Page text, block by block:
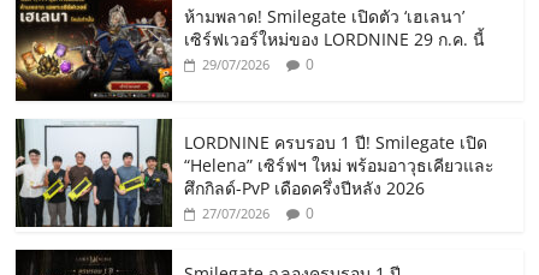
ห้ามพลาด! Smilegate เปิดตัว ‘เฮเลนา’
เซิร์ฟเวอร์ใหม่ของ LORDNINE 29 ก.ค. นี้
29/07/2026 0
LORDNINE ครบรอบ 1 ปี! Smilegate เปิด
“Helena” เซิร์ฟฯ ใหม่ พร้อมอาวุธเคียวและ
ศึกกิลด์-PvP เดือดครึ่งปีหลัง 2026
27/07/2026 0